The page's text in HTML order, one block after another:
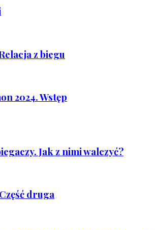
z biegu
2024. Wstęp
Jak z nimi walczyć?
druga